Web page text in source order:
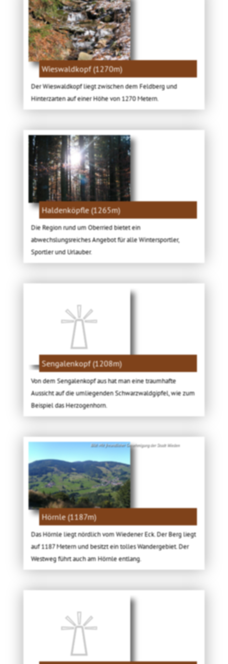
Wieswaldkopf (1270m)
Der Wieswaldkopf liegt zwischen dem Feldberg und
Hinterzarten auf einer Höhe von 1270 Metern.
Haldenköpfle (1265m)
Die Region rund um Oberried bietet ein
abwechslungsreiches Angebot für alle Wintersportler,
Sportler und Urlauber.
Sengalenkopf (1208m)
Von dem Sengalenkopf aus hat man eine traumhafte
Aussicht auf die umliegenden Schwarzwaldgipfel, wie zum
Beispiel das Herzogenhorn.
Bild: Mit freundlicher Genehmigung der Stadt Wieden
Hörnle (1187m)
Das Hörnle liegt nördlich vom Wiedener Eck. Der Berg liegt
auf 1187 Metern und besitzt ein tolles Wandergebiet. Der
Westweg führt auch am Hörnle entlang.